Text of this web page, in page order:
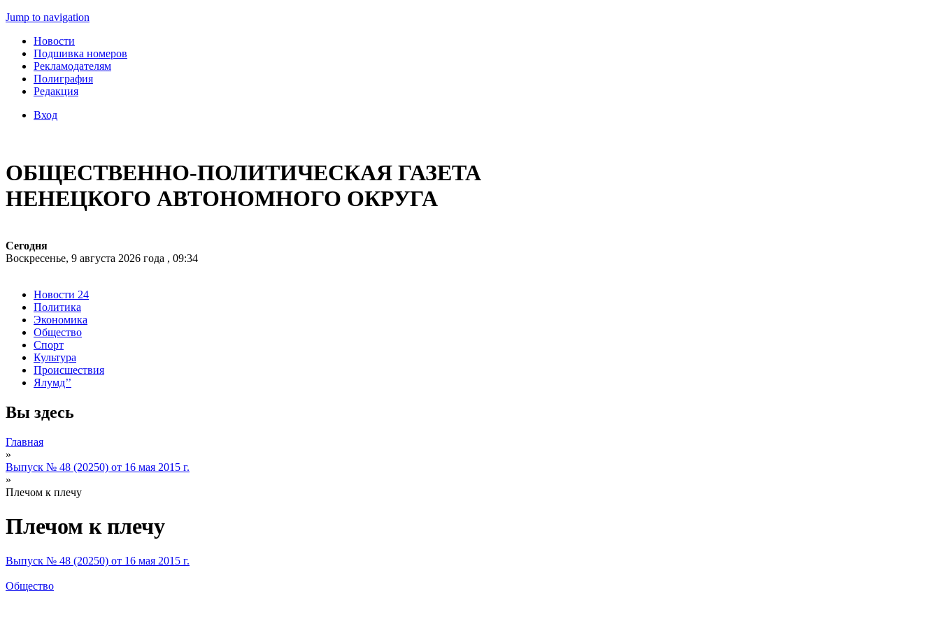
Jump to navigation
Новости
Подшивка номеров
Рекламодателям
Полиграфия
Редакция
Вход
ОБЩЕСТВЕННО-ПОЛИТИЧЕСКАЯ ГАЗЕТА
НЕНЕЦКОГО АВТОНОМНОГО ОКРУГА
Сегодня
Воскресенье, 9 августа 2026 года , 09:34
Новости 24
Политика
Экономика
Общество
Спорт
Культура
Происшествия
Ялумд’’
Вы здесь
Главная
»
Выпуск № 48 (20250) от 16 мая 2015 г.
»
Плечом к плечу
Плечом к плечу
Выпуск № 48 (20250) от 16 мая 2015 г.
Общество